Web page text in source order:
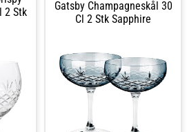
2 Stk
Gatsby Champagneskål 30
Cl 2 Stk Sapphire